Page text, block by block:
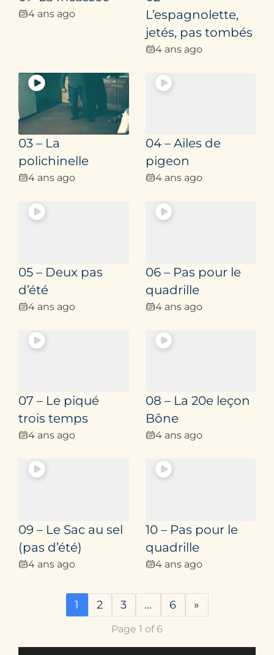
4 ans ago
L’espagnolette,
jetés, pas tombés
4 ans ago
03 – La
polichinelle
4 ans ago
04 – Ailes de
pigeon
4 ans ago
05 – Deux pas
d’été
4 ans ago
06 – Pas pour le
quadrille
4 ans ago
07 – Le piqué
trois temps
4 ans ago
08 – La 20e leçon
Bône
4 ans ago
09 – Le Sac au sel
(pas d’été)
4 ans ago
10 – Pas pour le
quadrille
4 ans ago
1 2 3 … 6 »
Page 1 of 6